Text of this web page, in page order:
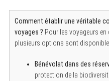
Comment établir une véritable
voyages ? Pour les voyageurs en
plusieurs options sont
Bénévolat dans des
protection de la